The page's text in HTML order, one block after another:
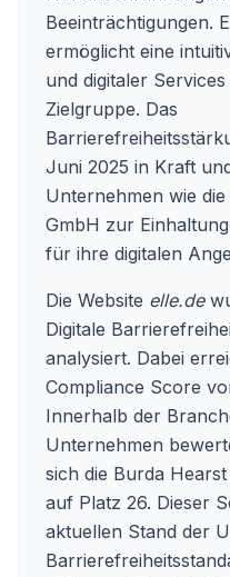
Beeinträchtigungen.
ermöglicht eine
und digitaler
Zielgruppe. Das
Juni 2025 in Kraft
Unternehmen wie
GmbH zur
für ihre digitalen
Die Website elle.de
Digitale
analysiert. Dabei
Compliance Score
Innerhalb der
Unternehmen
sich die Burda
auf Platz 26. Dieser
aktuellen Stand der